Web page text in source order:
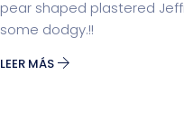
pear shaped plastered
some dodgy.!!
LEER MÁS